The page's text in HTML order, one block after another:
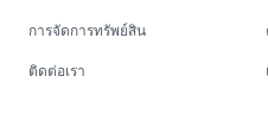
การจัดการทรัพย์สิน
ติดต่อเรา